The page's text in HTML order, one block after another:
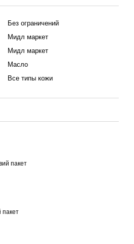
Без ограничений
Мидл маркет
Мидл маркет
Масло
Все типы кожи
пакет